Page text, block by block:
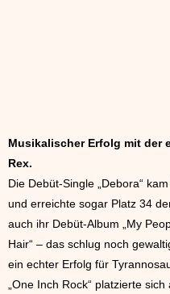
Musikalischer Erfolg mit der
Rex.
Die Debüt-Single „Debora“
und erreichte sogar Platz 34
auch ihr Debüt-Album „My
Hair“ – das schlug noch
ein echter Erfolg für
„One Inch Rock“ platzierte